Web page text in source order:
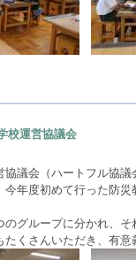
校運営協議会
議会（ハートフル協議
今年度初めて行った防
グループに分かれ、そ
くさんいただき、有意